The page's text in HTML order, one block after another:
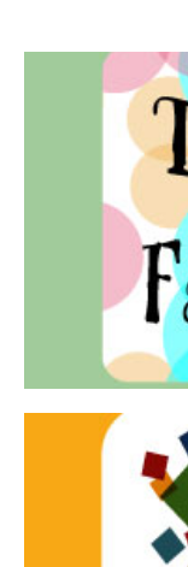
Teatro In
per far